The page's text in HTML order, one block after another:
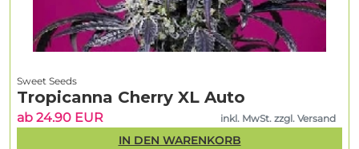
Sweet Seeds
Tropicanna Cherry XL Auto
ab 24.90 EUR inkl. MwSt. zzgl. Versand
IN DEN WARENKORB